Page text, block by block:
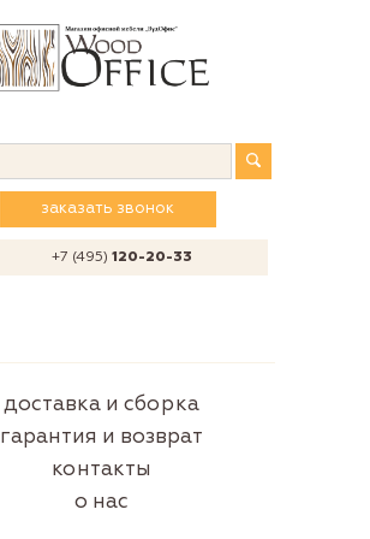
заказать звонок
+7 (495)120-20-33
доставка и сборка
гарантия и возврат
контакты
о нас